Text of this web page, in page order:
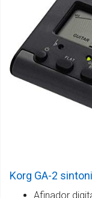
Korg GA-2
Afinador